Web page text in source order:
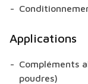
Applications
Compléments
poudres)